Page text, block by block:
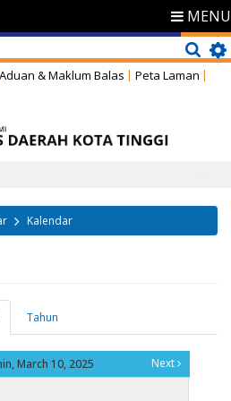
MENU
Aduan & Maklum Balas
Peta Laman
Kalendar
aktif)
Tahun
March 10, 2025 Next